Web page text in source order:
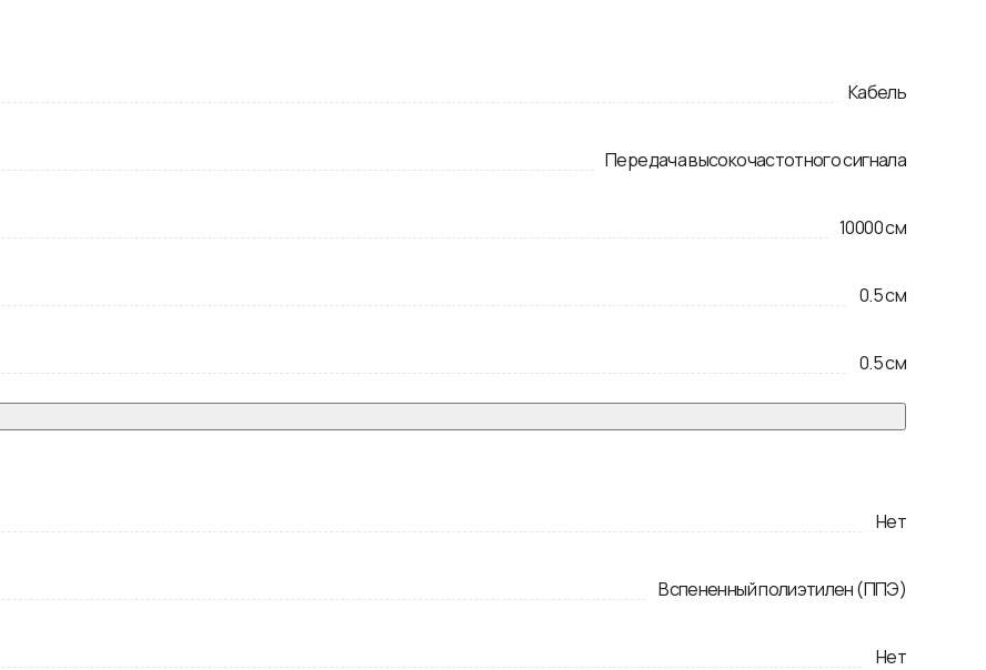
Кабель
Передача высокочастотного сигнала
10000см
0.5см
0.5см
Нет
Вспененный полиэтилен (ППЭ)
Нет